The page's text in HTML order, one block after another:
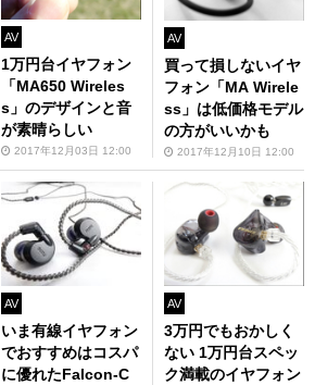
AV
1万円台イヤフォン
「MA650 Wireles
s」のデザインと音
が素晴らしい
2017年12月03日 12:00
AV
買って損しないイヤ
フォン「MA Wirele
ss」は低価格モデル
の方がいいかも
2017年12月10日 12:00
AV
いま有線イヤフォン
でおすすめはコスパ
に優れたFalcon-C
AV
3万円でもおかしく
ない 1万円台スペッ
ク満載のイヤフォン